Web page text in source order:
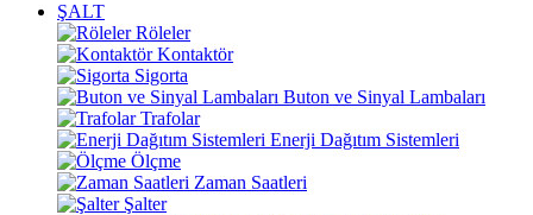
ŞALT
Röleler
Kontaktör
Sigorta
Buton ve Sinyal Lambaları
Trafolar
Enerji Dağıtım Sistemleri
Ölçme
Zaman Saatleri
Şalter